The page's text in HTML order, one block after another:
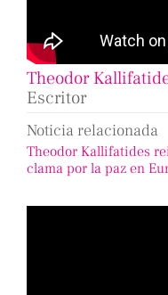
Theodor
Escritor
Noticia relacionada
Theodor Kallifatides
clama por la paz en